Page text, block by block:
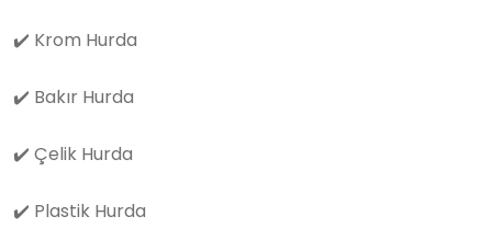
✔️ Krom Hurda
✔️ Bakır Hurda
✔️ Çelik Hurda
✔️ Plastik Hurda